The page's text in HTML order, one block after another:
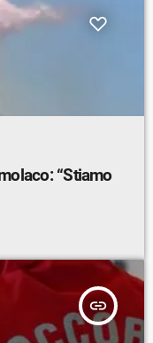
“Stiamo
insert_link